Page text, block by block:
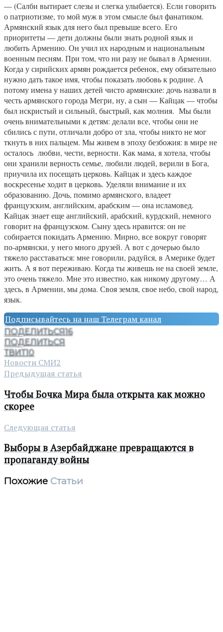
— (Салби вытирает слезы и слегка улыбается). Если говорить
о патриотизме, то мой муж в этом смысле был фанатиком.
Армянский язык для него был превыше всего. Его
приоритеты — дети должны были знать родной язык и
любить Армению. Он учил их народным и национальным
военным песням. При том, что ни разу не бывал в Армении.
Когда у сирийских армян рождается ребенок, ему обязательно
нужно дать такое имя, чтобы показать любовь к родине. А
потому имена у наших детей чисто армянские: дочь назвали в
честь армянского города Мегри, ну, а сын — Кайцак — чтобы
был искристый и сильный, быстрый, как молния. Мы были
очень внимательными к детям: делали все, чтобы они не
сбились с пути, отличали добро от зла, чтобы никто не мог
ткнуть в них пальцем. Мы живем в эпоху безбожия: в мире не
осталось любви, чести, верности. Как мама, я хотела, чтобы
они хранили верность семье, любили людей, верили в Бога,
приучила их посещать церковь. Кайцак и здесь каждое
воскресенье ходит в церковь. Уделяли внимание и их
образованию. Дочь, помимо армянского, владеет
французским, английским, арабским — она исламовед.
Кайцак знает еще английский, арабский, курдский, немного
говорит на французском. Сыну здесь нравится: он не
собирается покидать Армению. Мирно, все вокруг говорят
по-армянски, у него много друзей. А вот с дочерью было
тяжело расставаться: мне говорили, радуйся, в Америке будет
жить. А я вот переживаю. Когда ты живешь не на своей земле,
это очень тяжело. Мне это известно, как никому другому… А
здесь, в Армении, мы дома. Своя земля, свое небо, свой народ,
язык.
Подписывайтесь на наш Телеграм канал
ПОДЕЛИТЬСЯ16
ПОДЕЛИТЬСЯ
ТВИТ10
Новости СМИ2
Предыдущая статья
Чтобы Бочка Мира была открыта как можно
скорее
Следующая статья
Выборы в Азербайджане превращаются в
пропаганду войны
Похожие Статьи